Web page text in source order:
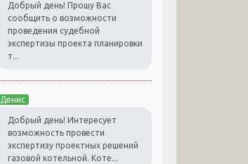
Добрый день! Прошу Вас
сообщить о возможности
проведения судебной
экспертизы проекта планировки
т...
Денис
Добрый день! Интересует
возможность провести
экспертизу проектных решений
газовой котельной. Коте...